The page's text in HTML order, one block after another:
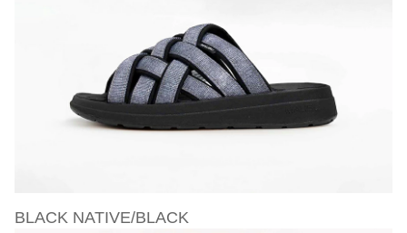
BLACK NATIVE/BLACK